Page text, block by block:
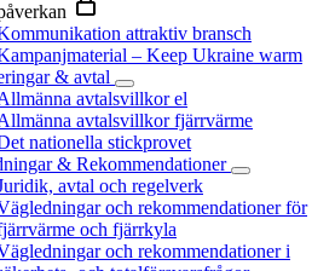
attraktiv bransch
– Keep Ukraine warm
& avtal
avtalsvillkor el
avtalsvillkor fjärrvärme
nationella stickprovet
& Rekommendationer
avtal och regelverk
och rekommendationer för
och fjärrkyla
och rekommendationer i